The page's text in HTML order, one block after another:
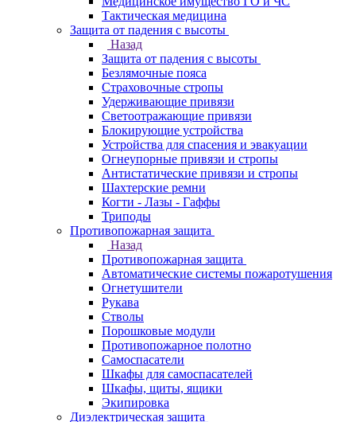
Тактическая медицина
Защита от падения с высоты
Назад
Защита от падения с высоты
Безлямочные пояса
Страховочные стропы
Удерживающие привязи
Светоотражающие привязи
Блокирующие устройства
Устройства для спасения и эвакуации
Огнеупорные привязи и стропы
Антистатические привязи и стропы
Шахтерские ремни
Когти - Лазы - Гаффы
Триподы
Противопожарная защита
Назад
Противопожарная защита
Автоматические системы пожаротушения
Огнетушители
Рукава
Стволы
Порошковые модули
Противопожарное полотно
Самоспасатели
Шкафы для самоспасателей
Шкафы, щиты, ящики
Экипировка
Диэлектрическая защита